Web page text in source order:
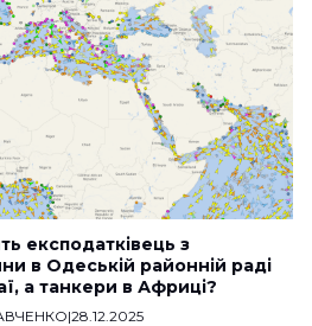
експодатківець з
в Одеській районній раді
а танкери в Африці?
|28.12.2025